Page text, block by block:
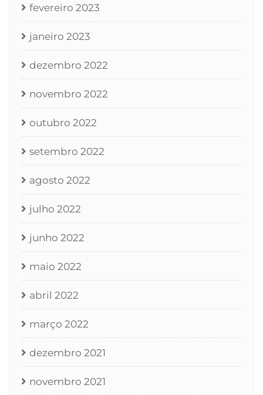
fevereiro 2023
janeiro 2023
dezembro 2022
novembro 2022
outubro 2022
setembro 2022
agosto 2022
julho 2022
junho 2022
maio 2022
abril 2022
março 2022
dezembro 2021
novembro 2021